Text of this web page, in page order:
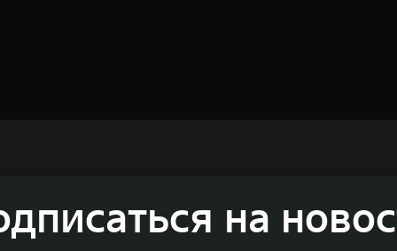
интеллектуальных платформ. Шесть автомобильных брендов
ORA, премиальных кроссоверов WEY, а также новый
GWM входят 80 дочерних компаний, а штат включает более 60 000
на